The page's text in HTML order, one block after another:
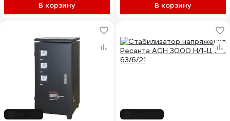
В корзину В корзину